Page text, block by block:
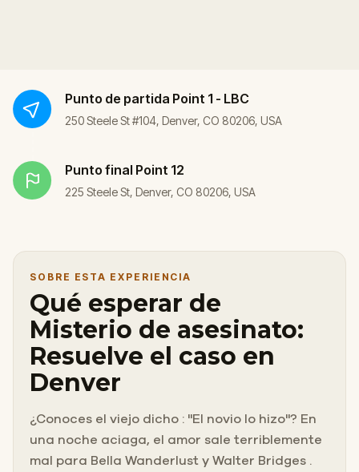
Punto de partida Point 1 - LBC
250 Steele St #104, Denver, CO 80206, USA
Punto final Point 12
225 Steele St, Denver, CO 80206, USA
SOBRE ESTA EXPERIENCIA
Qué esperar de
Misterio de asesinato:
Resuelve el caso en
Denver
¿Conoces el viejo dicho : "El novio lo hizo"? En
una noche aciaga, el amor sale terriblemente
mal para Bella Wanderlust y Walter Bridges .